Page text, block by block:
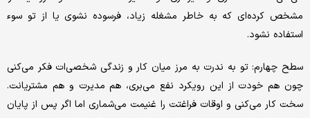
مشخص کرده‌ای که به خاطر مشغله زیاد، فرسوده نشوی یا از تو سوء
استفاده نشود.
سطح چهارم: تو به ندرت به مرز میان کار و زندگی شخصی‌ات فکر می‌کنی
چون هم خودت از این رویکرد نفع می‌بری، هم مدیرت و هم مشتریانت.
سخت کار می‌کنی و اوقات فراغتت را غنیمت می‌شماری اما اگر پس از پایان